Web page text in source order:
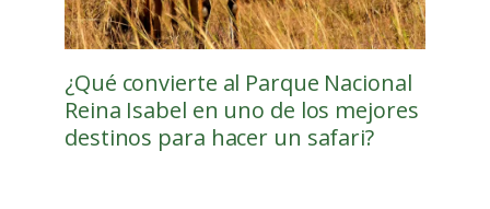
¿Qué convierte al Parque Nacional
Reina Isabel en uno de los mejores
destinos para hacer un safari?